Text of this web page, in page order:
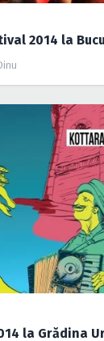
2014 la
la Grădina